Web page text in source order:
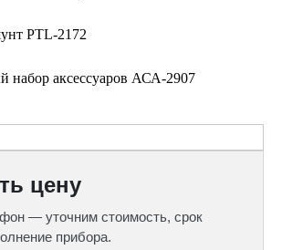
PTL-2172
набор аксессуаров АСА-2907
цену
— уточним стоимость, срок
прибора.